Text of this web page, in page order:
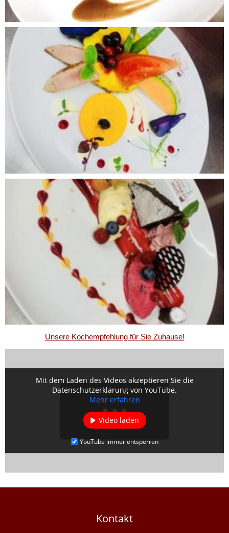
Unsere Kochempfehlung für Sie Zuhause!
Mit dem Laden des Videos akzeptieren Sie die
Datenschutzerklärung von YouTube.
Mehr erfahren
Video laden
YouTube immer entsperren
Kontakt